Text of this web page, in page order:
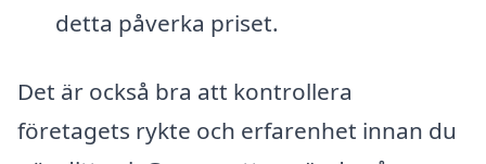
detta påverka priset.
Det är också bra att kontrollera
företagets rykte och erfarenhet innan du